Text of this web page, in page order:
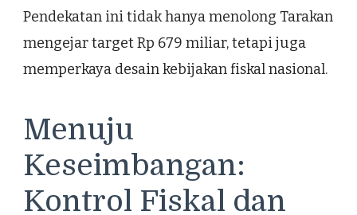
Pendekatan ini tidak hanya menolong Tarakan
mengejar target Rp 679 miliar, tetapi juga
memperkaya desain kebijakan fiskal nasional.
Menuju
Keseimbangan:
Kontrol Fiskal dan